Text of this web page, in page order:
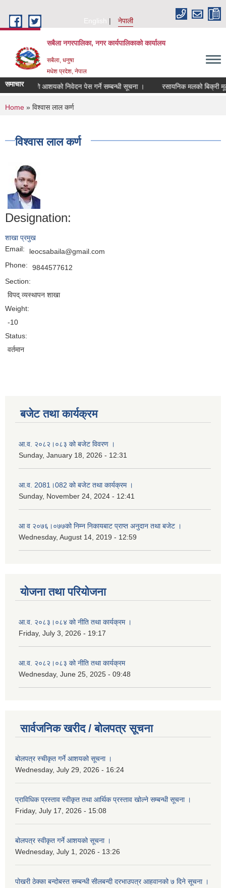
English
नेपाली
सबैला नगरपालिका, नगर कार्यपालिकाको कार्यालय
सबैला, धनुषा
मधेश प्रदेश, नेपाल
समाचारलागि आशयको निवेदन पेस गर्ने सम्बन्धी सूचना । रसायनिक मलको बिक्री मूल्य
You are here
Home » विश्वास लाल कर्ण
विश्वास लाल कर्ण
Designation:
शाखा प्रमुख
Email:
leocsabaila@gmail.com
Phone:
9844577612
Section:
विपद् व्यस्थापन शाखा
Weight:
-10
Status:
वर्तमान
बजेट तथा कार्यक्रम
आ.व. २०८२।०८३ को बजेट विवरण ।
Sunday, January 18, 2026 - 12:31
आ.व. 2081।082 को बजेट तथा कार्यक्रम ।
Sunday, November 24, 2024 - 12:41
आ‌ व २०७६।०७७को निम्न निकायबाट प्राप्त अनुदान तथा बजेट ।
Wednesday, August 14, 2019 - 12:59
योजना तथा परियोजना
आ.व. २०८३।०८४ को नीति तथा कार्यक्रम ।
Friday, July 3, 2026 - 19:17
आ.व. २०८२।०८३ को नीति तथा कार्यक्रम
Wednesday, June 25, 2025 - 09:48
सार्वजनिक खरीद / बोलपत्र सूचना
बोलपत्र स्चीकृत गर्ने आशयको सूचना ।
Wednesday, July 29, 2026 - 16:24
प्राविधिक प्रस्ताव स्वीकृत तथा आर्थिक प्रस्ताव खोल्ने सम्बन्धी सूचना ।
Friday, July 17, 2026 - 15:08
बोलपत्र स्वीकृत गर्ने आशयको सूचना ।
Wednesday, July 1, 2026 - 13:26
पोखरी ठेक्का बन्दोबस्त सम्बन्धी सीलबन्दी दरभाउपत्र आहवानको ७ दिने सूचना ।